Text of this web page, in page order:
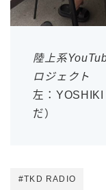
陸上系
ロジェクト
左：
だ）
#TKD RADIO